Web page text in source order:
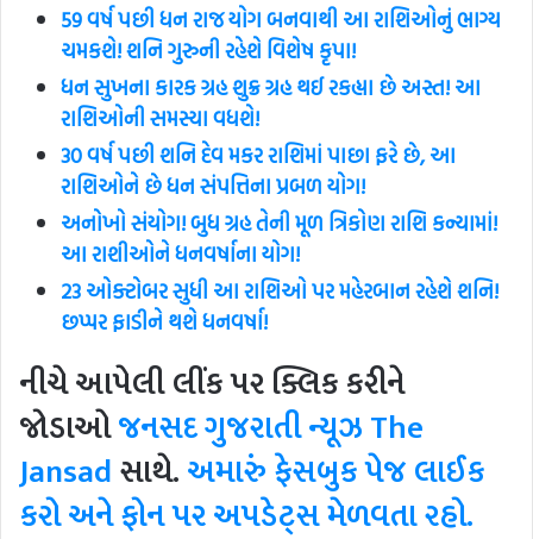
59 વર્ષ પછી ધન રાજ યોગ બનવાથી આ રાશિઓનું ભાગ્ય
ચમકશે! શનિ ગુરુની રહેશે વિશેષ કૃપા!
ધન સુખના કારક ગ્રહ શુક્ર ગ્રહ થઈ રકહ્યા છે અસ્ત! આ
રાશિઓની સમસ્યા વધશે!
30 વર્ષ પછી શનિ દેવ મકર રાશિમાં પાછા ફરે છે, આ
રાશિઓને છે ધન સંપત્તિના પ્રબળ યોગ!
અનોખો સંયોગ! બુધ ગ્રહ તેની મૂળ ત્રિકોણ રાશિ કન્યામાં!
આ રાશીઓને ધનવર્ષાના યોગ!
23 ઓક્ટોબર સુધી આ રાશિઓ પર મહેરબાન રહેશે શનિ!
છપ્પર ફાડીને થશે ધનવર્ષા!
નીચે આપેલી લીંક પર ક્લિક કરીને
જોડાઓજનસદ ગુજરાતી ન્યૂઝThe
Jansadસાથે.અમારું ફેસબુક પેજ લાઈક
કરો અને ફોન પર અપડેટ્સ મેળવતા રહો.